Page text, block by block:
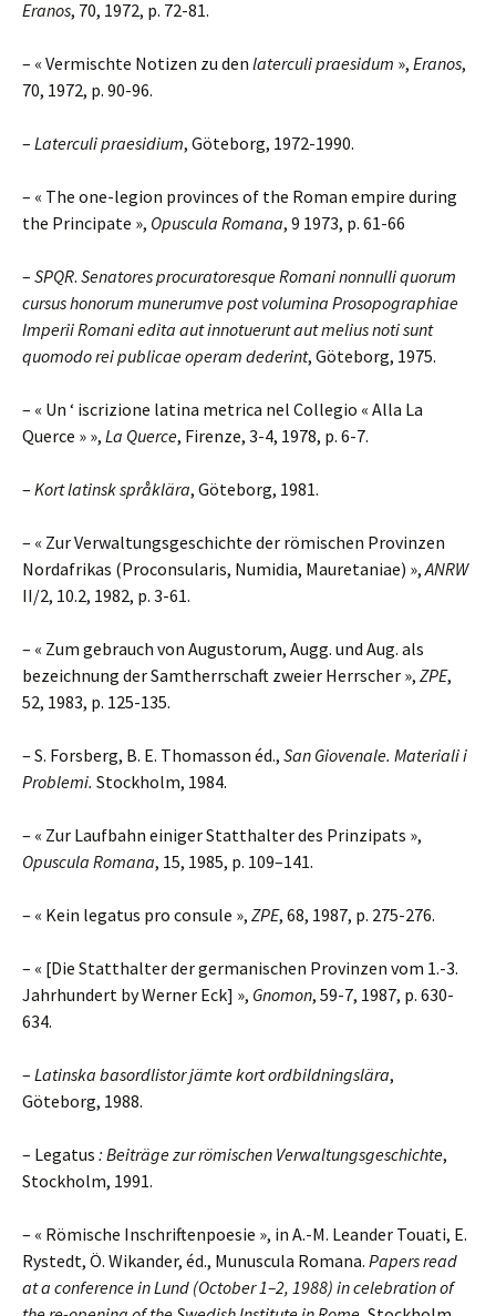
Eranos, 70, 1972, p. 72-81.
– « Vermischte Notizen zu den laterculi praesidum », Eranos,
70, 1972, p. 90-96.
– Laterculi praesidium, Göteborg, 1972-1990.
– « The one-legion provinces of the Roman empire during
the Principate », Opuscula Romana, 9 1973, p. 61-66
– SPQR. Senatores procuratoresque Romani nonnulli quorum
cursus honorum munerumve post volumina Prosopographiae
Imperii Romani edita aut innotuerunt aut melius noti sunt
quomodo rei publicae operam dederint, Göteborg, 1975.
– « Un ‘ iscrizione latina metrica nel Collegio « Alla La
Querce » », La Querce, Firenze, 3-4, 1978, p. 6-7.
– Kort latinsk språklära, Göteborg, 1981.
– « Zur Verwaltungsgeschichte der römischen Provinzen
Nordafrikas (Proconsularis, Numidia, Mauretaniae) »,ANRW
II/2, 10.2, 1982, p. 3-61.
– « Zum gebrauch von Augustorum, Augg. und Aug. als
bezeichnung der Samtherrschaft zweier Herrscher », ZPE,
52, 1983, p. 125-135.
– S. Forsberg, B. E. Thomasson éd., San Giovenale. Materiali i
Problemi. Stockholm, 1984.
– « Zur Laufbahn einiger Statthalter des Prinzipats »,
Opuscula Romana, 15, 1985, p. 109–141.
– « Kein legatus pro consule », ZPE, 68, 1987, p. 275-276.
– « [Die Statthalter der germanischen Provinzen vom 1.-3.
Jahrhundert by Werner Eck] », Gnomon, 59-7, 1987, p. 630-
634.
– Latinska basordlistor jämte kort ordbildningslära,
Göteborg, 1988.
– Legatus : Beiträge zur römischen Verwaltungsgeschichte,
Stockholm, 1991.
– « Römische Inschriftenpoesie », in A.-M. Leander Touati, E.
Rystedt, Ö. Wikander, éd., Munuscula Romana. Papers read
at a conference in Lund (October 1–2, 1988) in celebration of